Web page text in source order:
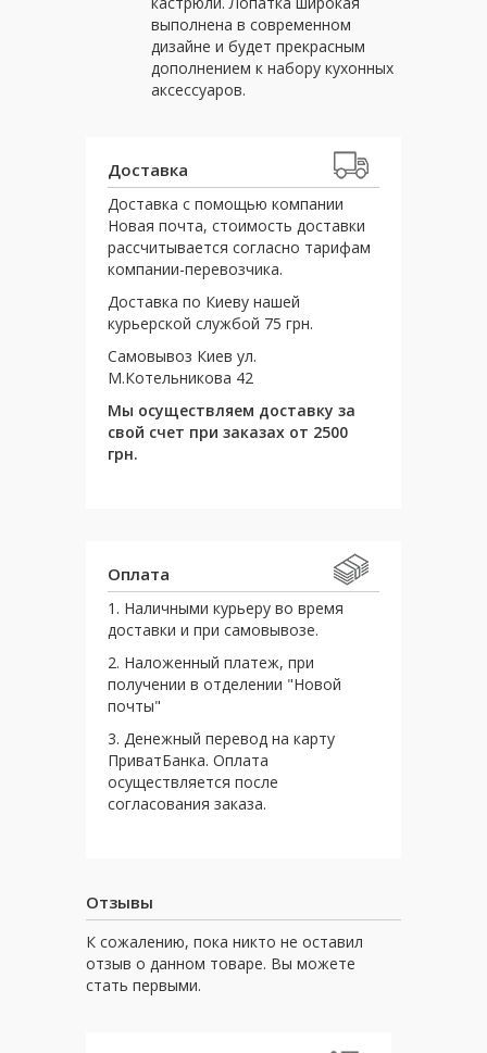
выполнена в современном
дизайне и будет прекрасным
дополнением к набору кухонных
аксессуаров.
Доставка
Доставка с помощью компании
Новая почта, стоимость доставки
рассчитывается согласно тарифам
компании-перевозчика.
Доставка по Киеву нашей
курьерской службой 75 грн.
Самовывоз Киев ул.
М.Котельникова 42
Мы осуществляем доставку за
свой счет при заказах от 2500
грн.
Оплата
1. Наличными курьеру во время
доставки и при самовывозе.
2. Наложенный платеж, при
получении в отделении "Новой
почты"
3. Денежный перевод на карту
ПриватБанка. Оплата
осуществляется после
согласования заказа.
Отзывы
К сожалению, пока никто не оставил
отзыв о данном товаре. Вы можете
стать первыми.